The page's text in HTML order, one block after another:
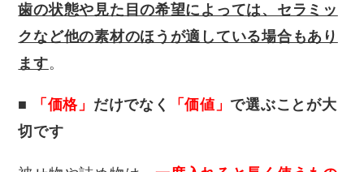
歯の状態や見た目の希望によっては、セラミッ
クなど他の素材のほうが適している場合もあり
ます。
■ 「価格」 だけでなく 「価値」 で選ぶことが大
切です